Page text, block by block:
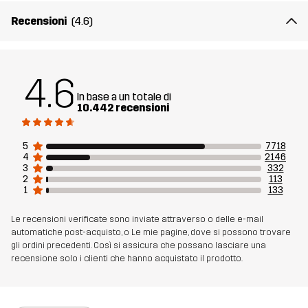
Mesh
Peso
Realizzato per MULTIFUNZIONE TREKKING
Numero di
10066_2001
Recensioni (4.6)
4.6 In base a un totale di
10.442 recensioni
5
7718
4
2146
3
332
2
113
1
133
Le recensioni verificate sono inviate attraverso o delle e-mail
automatiche post-acquisto, o Le mie pagine, dove si possono trovare
gli ordini precedenti. Così si assicura che possano lasciare una
recensione solo i clienti che hanno acquistato il prodotto.